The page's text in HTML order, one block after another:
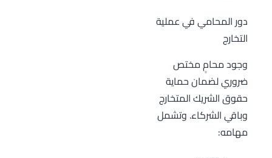
دور المحامي في عملية
التخارج
وجود محامٍ مختص
ضروري لضمان حماية
حقوق الشريك المتخارج
وباقي الشركاء. وتشمل
مهامه: